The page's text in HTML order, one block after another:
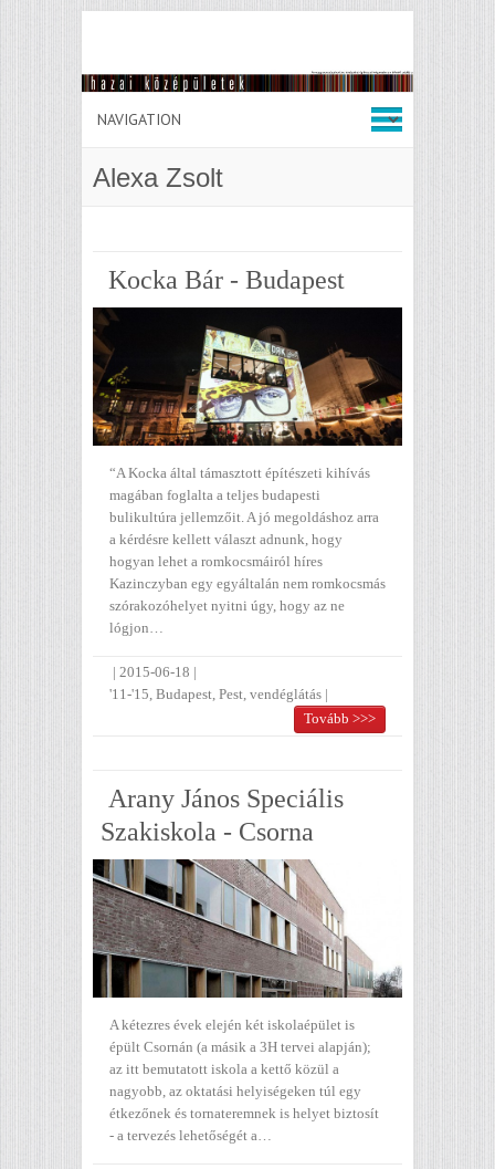
Alexa Zsolt
Kocka Bár - Budapest
“A Kocka által támasztott építészeti kihívás
magában foglalta a teljes budapesti
bulikultúra jellemzőit. A jó megoldáshoz arra
a kérdésre kellett választ adnunk, hogy
hogyan lehet a romkocsmáiról híres
Kazinczyban egy egyáltalán nem romkocsmás
szórakozóhelyet nyitni úgy, hogy az ne
lógjon…
| 2015-06-18 |
'11-'15, Budapest, Pest, vendéglátás |
Tovább >>>
Arany János Speciális
Szakiskola - Csorna
A kétezres évek elején két iskolaépület is
épült Csornán (a másik a 3H tervei alapján);
az itt bemutatott iskola a kettő közül a
nagyobb, az oktatási helyiségeken túl egy
étkezőnek és tornateremnek is helyet biztosít
- a tervezés lehetőségét a…